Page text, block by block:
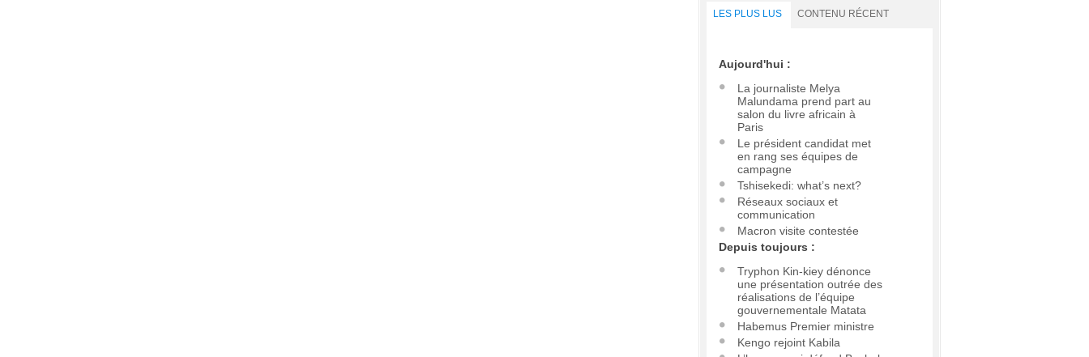
LES PLUS LUS CONTENU RÉCENT
Aujourd'hui :
La journaliste Melya
Malundama prend part au
salon du livre africain à
Paris
Le président candidat met
en rang ses équipes de
campagne
Tshisekedi: what’s next?
Réseaux sociaux et
communication
Macron visite contestée
Depuis toujours :
Tryphon Kin-kiey dénonce
une présentation outrée des
réalisations de l’équipe
gouvernementale Matata
Habemus Premier ministre
Kengo rejoint Kabila